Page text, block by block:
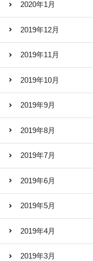
2020年1月
2019年12月
2019年11月
2019年10月
2019年9月
2019年8月
2019年7月
2019年6月
2019年5月
2019年4月
2019年3月